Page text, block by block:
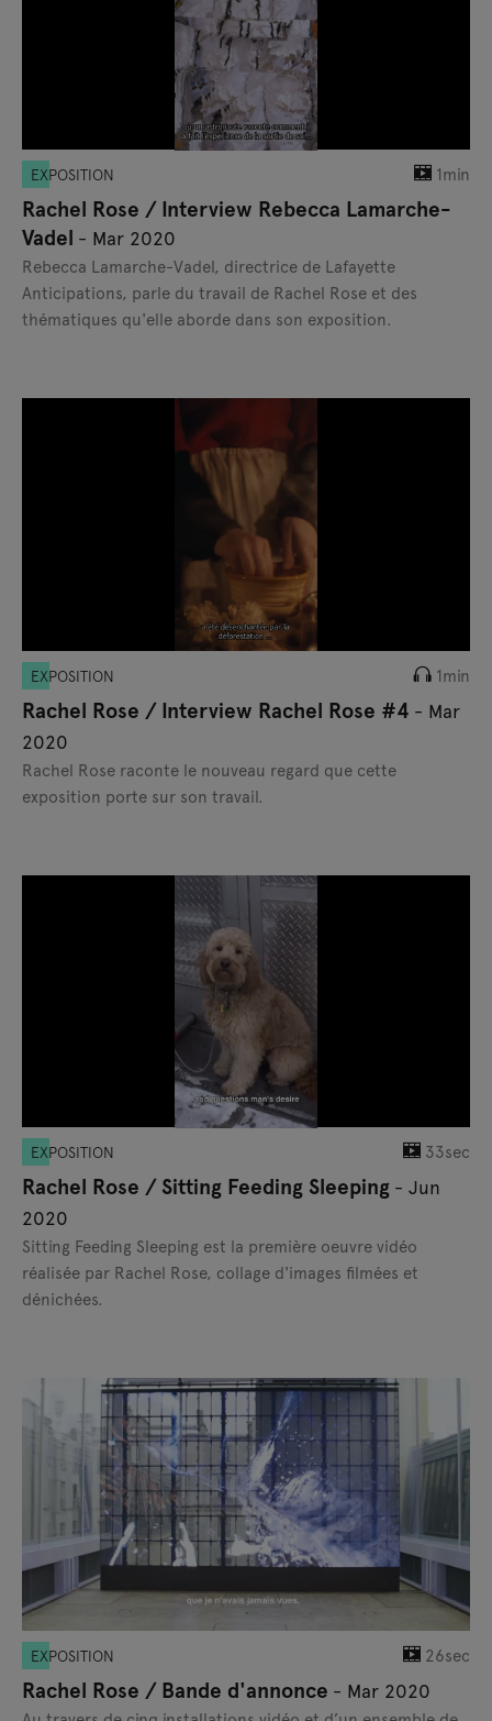
EXPOSITION 1min
Rachel Rose / Interview Rebecca Lamarche-
Vadel - Mar 2020
Rebecca Lamarche-Vadel, directrice de Lafayette
Anticipations, parle du travail de Rachel Rose et des
thématiques qu'elle aborde dans son exposition.
EXPOSITION 1min
Rachel Rose / Interview Rachel Rose #4 - Mar
2020
Rachel Rose raconte le nouveau regard que cette
exposition porte sur son travail.
EXPOSITION 33sec
Rachel Rose / Sitting Feeding Sleeping - Jun
2020
Sitting Feeding Sleeping est la première oeuvre vidéo
réalisée par Rachel Rose, collage d'images filmées et
dénichées.
EXPOSITION 26sec
Rachel Rose / Bande d'annonce - Mar 2020